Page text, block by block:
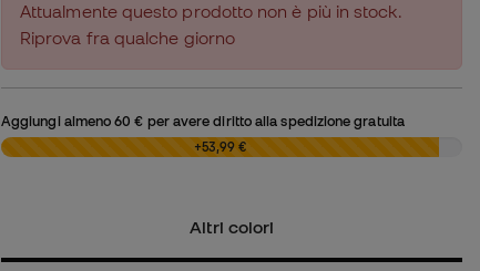
Attualmente questo prodotto non è più in stock.
Riprova fra qualche giorno
Aggiungi almeno60 € per avere diritto alla spedizione gratuita
0,00 € +53,99 €
Altri colori